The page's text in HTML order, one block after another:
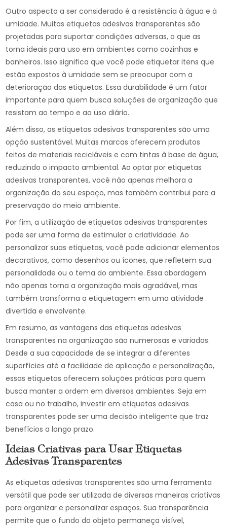
Outro aspecto a ser considerado é a resistência à água e à
umidade. Muitas etiquetas adesivas transparentes são
projetadas para suportar condições adversas, o que as
torna ideais para uso em ambientes como cozinhas e
banheiros. Isso significa que você pode etiquetar itens que
estão expostos à umidade sem se preocupar com a
deterioração das etiquetas. Essa durabilidade é um fator
importante para quem busca soluções de organização que
resistam ao tempo e ao uso diário.
Além disso, as etiquetas adesivas transparentes são uma
opção sustentável. Muitas marcas oferecem produtos
feitos de materiais recicláveis e com tintas à base de água,
reduzindo o impacto ambiental. Ao optar por etiquetas
adesivas transparentes, você não apenas melhora a
organização do seu espaço, mas também contribui para a
preservação do meio ambiente.
Por fim, a utilização de etiquetas adesivas transparentes
pode ser uma forma de estimular a criatividade. Ao
personalizar suas etiquetas, você pode adicionar elementos
decorativos, como desenhos ou ícones, que refletem sua
personalidade ou o tema do ambiente. Essa abordagem
não apenas torna a organização mais agradável, mas
também transforma a etiquetagem em uma atividade
divertida e envolvente.
Em resumo, as vantagens das etiquetas adesivas
transparentes na organização são numerosas e variadas.
Desde a sua capacidade de se integrar a diferentes
superfícies até a facilidade de aplicação e personalização,
essas etiquetas oferecem soluções práticas para quem
busca manter a ordem em diversos ambientes. Seja em
casa ou no trabalho, investir em etiquetas adesivas
transparentes pode ser uma decisão inteligente que traz
benefícios a longo prazo.
Ideias Criativas para Usar Etiquetas
Adesivas Transparentes
As etiquetas adesivas transparentes são uma ferramenta
versátil que pode ser utilizada de diversas maneiras criativas
para organizar e personalizar espaços. Sua transparência
permite que o fundo do objeto permaneça visível,